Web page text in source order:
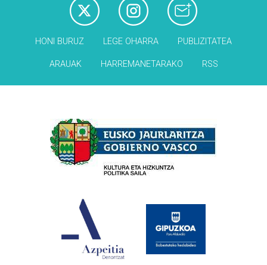
HONI BURUZ LEGE OHARRA PUBLIZITATEA
ARAUAK HARREMANETARAKO RSS